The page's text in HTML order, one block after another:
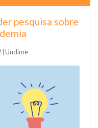
pesquisa sobre
| Undime